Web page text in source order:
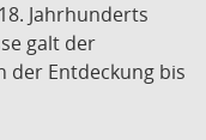
Jahrhunderts
galt der
der Entdeckung bis